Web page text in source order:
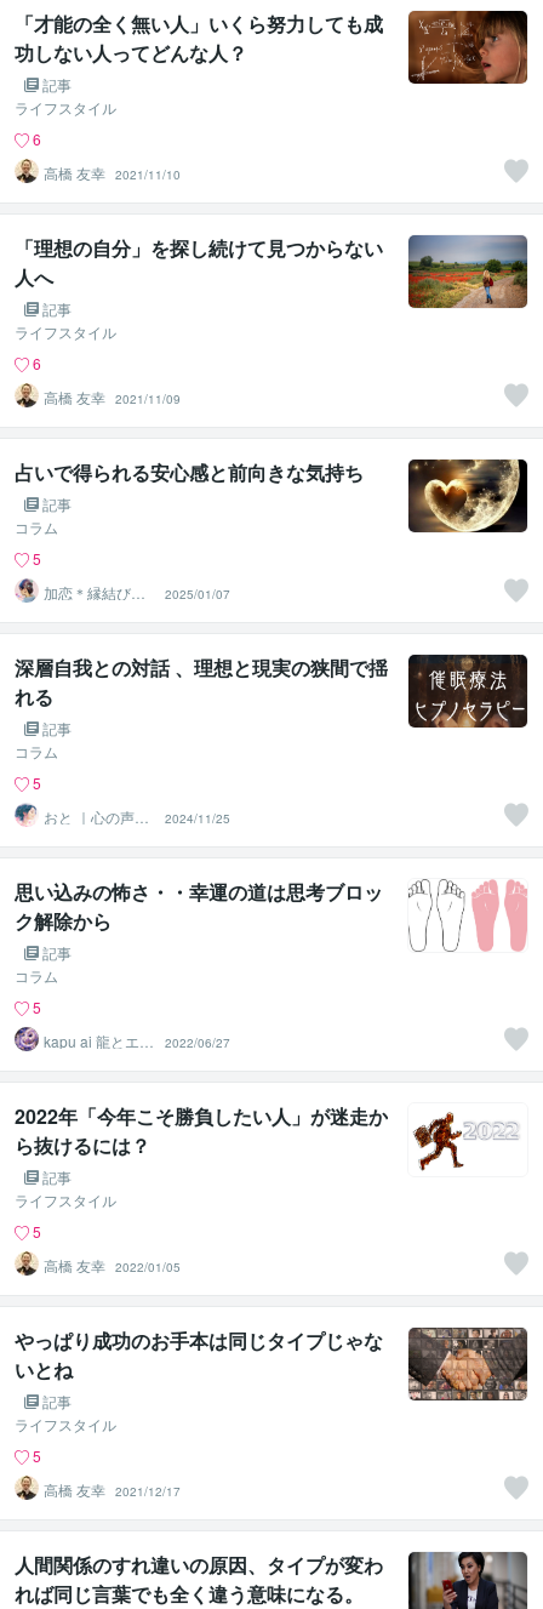
「才能の全く無い人」いくら努力しても成
功しない人ってどんな人？
記事
ライフスタイル
6
高橋 友幸 2021/11/10
「理想の自分」を探し続けて見つからない
人へ
記事
ライフスタイル
6
高橋 友幸 2021/11/09
占いで得られる安心感と前向きな気持ち
記事
コラム
5
加恋＊縁結び占
い師
2025/01/07
深層自我との対話 、理想と現実の狭間で揺
れる
記事
コラム
5
おと ｜心の声に
寄り添うセラピ
スト
2024/11/25
思い込みの怖さ・・幸運の道は思考ブロッ
ク解除から
記事
コラム
5
kapu ai 龍とエネ
ルギーの申し子
2022/06/27
2022年「今年こそ勝負したい人」が迷走か
ら抜けるには？
記事
ライフスタイル
5
高橋 友幸 2022/01/05
やっぱり成功のお手本は同じタイプじゃな
いとね
記事
ライフスタイル
5
高橋 友幸 2021/12/17
人間関係のすれ違いの原因、タイプが変わ
れば同じ言葉でも全く違う意味になる。